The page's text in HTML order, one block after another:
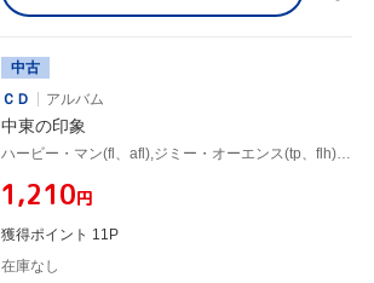
中古
ＣＤ
アルバム
中東の印象
ハービー・マン(fl、afl),ジミー・オーエンス(tp、flh),ハチッグ・トーマス・カザリアン(cl),モハメド・イラカッド(zither),チック・ガニミアン(oud),レジー・ワークマン(b),ブルーノ・カー(ds),マウリー・アリ・ハフィド(perc)
¥1,210円
獲得ポイント 11P
在庫なし